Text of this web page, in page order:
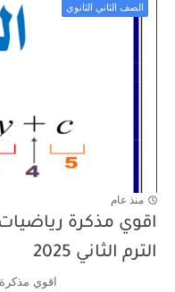
الصف الثاني الثانوي
منذ عام
اقوي مذكرة
الترم الثاني 2025